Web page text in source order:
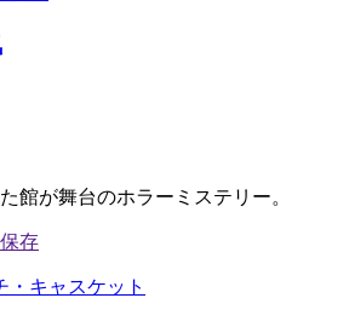
館が舞台のホラーミステリー。